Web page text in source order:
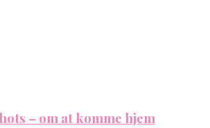
– om at komme hjem